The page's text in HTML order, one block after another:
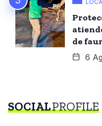
LOCAL
de
6
SOCIALPROFILE